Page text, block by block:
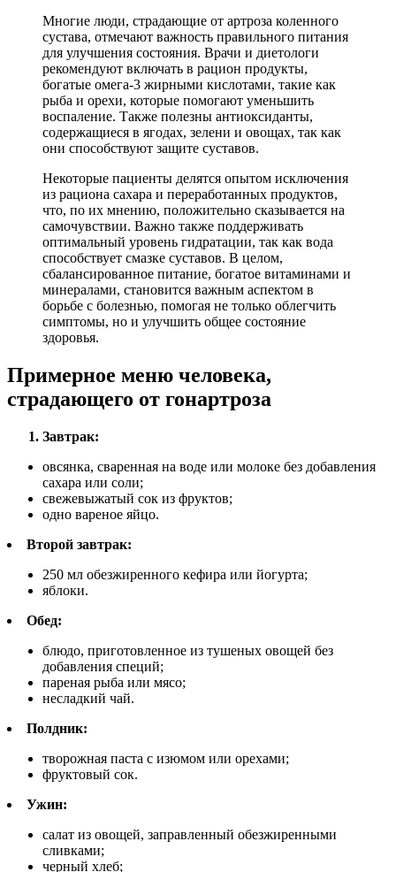
Многие люди, страдающие от артроза коленного
сустава, отмечают важность правильного питания
для улучшения состояния. Врачи и диетологи
рекомендуют включать в рацион продукты,
богатые омега-3 жирными кислотами, такие как
рыба и орехи, которые помогают уменьшить
воспаление. Также полезны антиоксиданты,
содержащиеся в ягодах, зелени и овощах, так как
они способствуют защите суставов.
Некоторые пациенты делятся опытом исключения
из рациона сахара и переработанных продуктов,
что, по их мнению, положительно сказывается на
самочувствии. Важно также поддерживать
оптимальный уровень гидратации, так как вода
способствует смазке суставов. В целом,
сбалансированное питание, богатое витаминами и
минералами, становится важным аспектом в
борьбе с болезнью, помогая не только облегчить
симптомы, но и улучшить общее состояние
здоровья.
Примерное меню человека,
страдающего от гонартроза
Завтрак:
овсянка, сваренная на воде или молоке без добавления
сахара или соли;
свежевыжатый сок из фруктов;
одно вареное яйцо.
Второй завтрак:
250 мл обезжиренного кефира или йогурта;
яблоки.
Обед:
блюдо, приготовленное из тушеных овощей без
добавления специй;
пареная рыба или мясо;
несладкий чай.
Полдник:
творожная паста с изюмом или орехами;
фруктовый сок.
Ужин:
салат из овощей, заправленный обезжиренными
сливками;
черный хлеб;